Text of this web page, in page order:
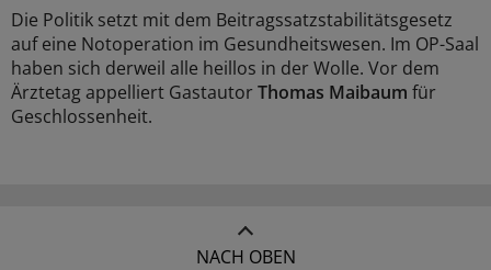
Die Politik setzt mit dem Beitragssatzstabilitätsgesetz
auf eine Notoperation im Gesundheitswesen. Im OP-Saal
haben sich derweil alle heillos in der Wolle. Vor dem
Ärztetag appelliert GastautorThomas Maibaum für
Geschlossenheit.
NACH OBEN